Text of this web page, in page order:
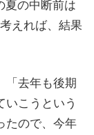
夏の中断前は
えれば、結果
「去年も後期
いこうという
たので、今年